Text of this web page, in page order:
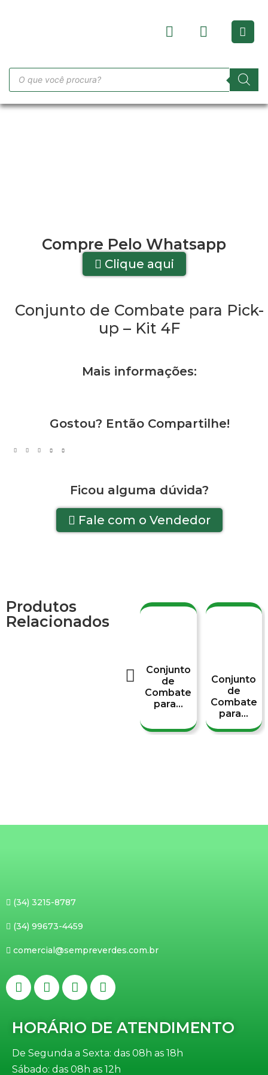
Compre Pelo Whatsapp
Clique aqui
Conjunto de Combate para Pick-
up – Kit 4F
Mais informações:
Gostou? Então Compartilhe!
Ficou alguma dúvida?
Fale com o Vendedor
Produtos
Relacionados
Conjunto
de
Combate
para...
Conjunto
de
Combate
para...
(34) 3215-8787
(34) 99673-4459
comercial@sempreverdes.com.br
HORÁRIO DE ATENDIMENTO
De Segunda a Sexta: das 08h as 18h
Sábado: das 08h as 12h